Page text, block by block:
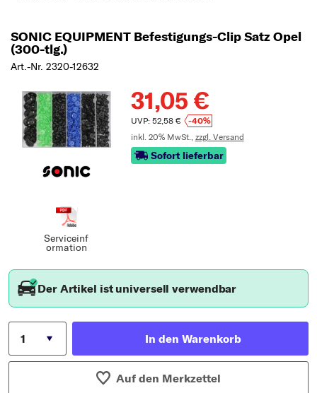
SONIC EQUIPMENT Befestigungs-Clip Satz Opel
(300-tlg.)
Art.-Nr. 2320-12632
Serviceinf
ormation
31,05 €
UVP: 52,58 €
-40%
inkl. 20% MwSt., zzgl. Versand
Sofort lieferbar
Der Artikel ist universell verwendbar
In den Warenkorb
Auf den Merkzettel